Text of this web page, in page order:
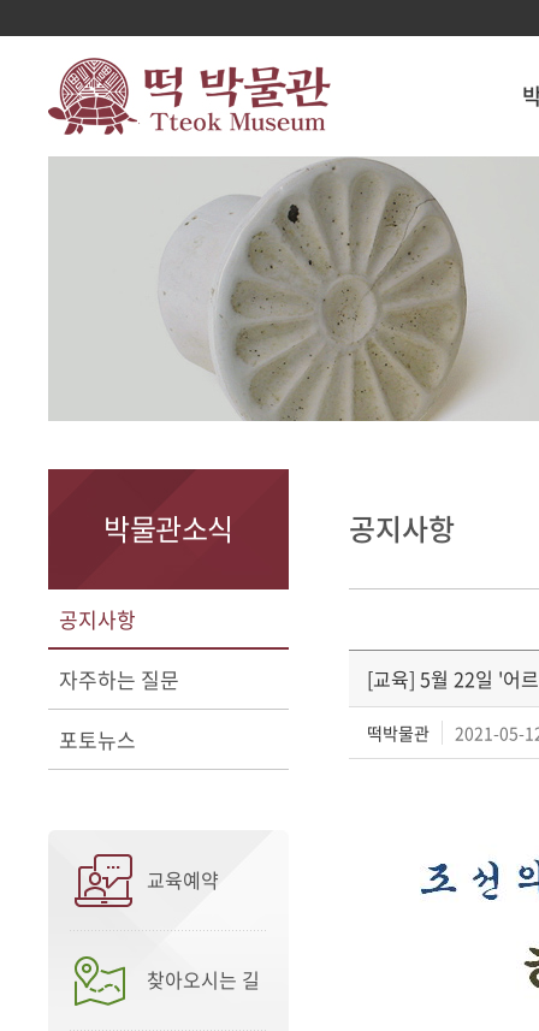
박물관소식
공지사항
자주하는 질문
포토뉴스
교육예약
찾아오시는 길
공지사항
[교육] 5월 22일 '어
떡박물관 2021-05-